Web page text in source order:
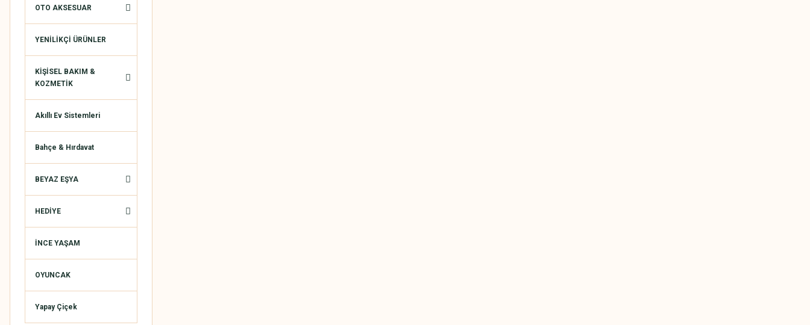
OTO AKSESUAR
YENİLİKÇİ ÜRÜNLER
KİŞİSEL BAKIM &
KOZMETİK
Akıllı Ev Sistemleri
Bahçe & Hırdavat
BEYAZ EŞYA
HEDİYE
İNCE YAŞAM
OYUNCAK
Yapay Çiçek